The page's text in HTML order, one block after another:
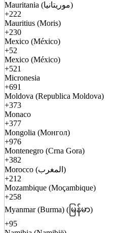
Mauritania (موريتانيا)
+222
Mauritius (Moris)
+230
Mexico (México)
+52
Mexico (México)
+521
Micronesia
+691
Moldova (Republica Moldova)
+373
Monaco
+377
Mongolia (Монгол)
+976
Montenegro (Crna Gora)
+382
Morocco (المغرب)
+212
Mozambique (Moçambique)
+258
Myanmar (Burma) (မြန်မာ)
+95